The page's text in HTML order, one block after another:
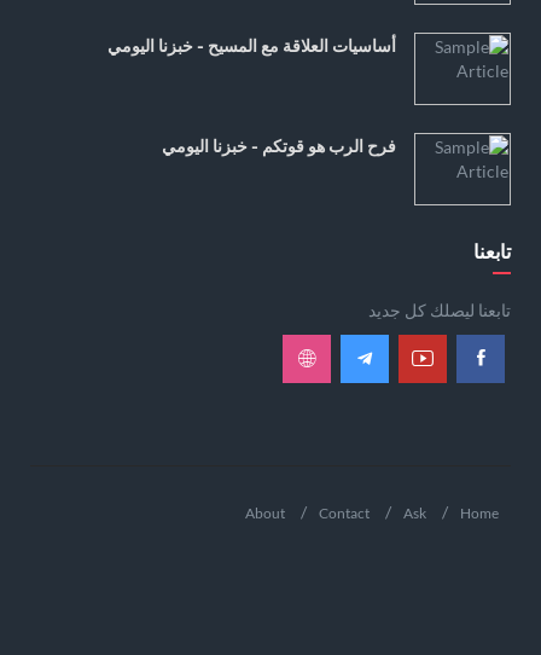
أساسيات العلاقة مع المسيح - خبزنا اليومي
فرح الرب هو قوتكم - خبزنا اليومي
تابعنا
تابعنا ليصلك كل جديد
Home
Ask
Contact
About